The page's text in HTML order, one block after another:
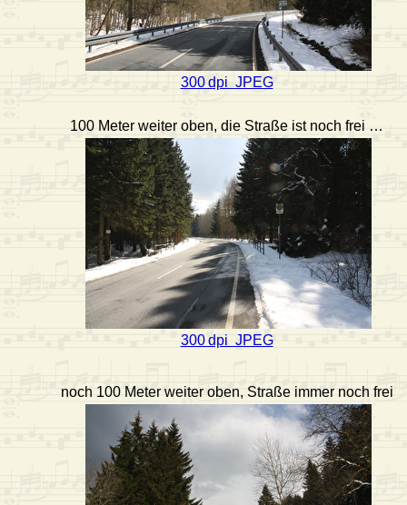
300 dpi JPEG
100 Meter weiter oben, die Straße ist noch frei …
300 dpi JPEG
noch 100 Meter weiter oben, Straße immer noch frei